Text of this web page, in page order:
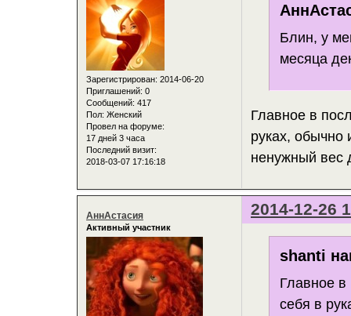
Зарегистрирован: 2014-06-20
Приглашений: 0
Сообщений: 417
Пол: Женский
Провел на форуме:
17 дней 3 часа
Последний визит:
2018-03-07 17:16:18
Блин, у
месяца
Главное в
руках, обычно
ненужный
2014-12-26
АннАстасия
Активный участник
shanti
Главное
себя в